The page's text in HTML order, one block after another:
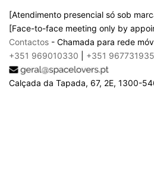
[Atendimento presencial só sob
[Face-to-face meeting only by
Contactos - Chamada para rede
+351 969010330
+351 967731935
Calçada da Tapada, 67, 2E, 1300-